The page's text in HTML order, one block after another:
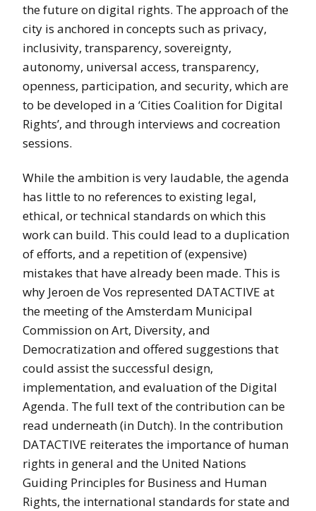
the future on digital rights. The approach of the
city is anchored in concepts such as privacy,
inclusivity, transparency, sovereignty,
autonomy, universal access, transparency,
openness, participation, and security, which are
to be developed in a ‘Cities Coalition for Digital
Rights’, and through interviews and cocreation
sessions.
While the ambition is very laudable, the agenda
has little to no references to existing legal,
ethical, or technical standards on which this
work can build. This could lead to a duplication
of efforts, and a repetition of (expensive)
mistakes that have already been made. This is
why Jeroen de Vos represented DATACTIVE at
the meeting of the Amsterdam Municipal
Commission on Art, Diversity, and
Democratization and offered suggestions that
could assist the successful design,
implementation, and evaluation of the Digital
Agenda. The full text of the contribution can be
read underneath (in Dutch). In the contribution
DATACTIVE reiterates the importance of human
rights in general and the United Nations
Guiding Principles for Business and Human
Rights, the international standards for state and